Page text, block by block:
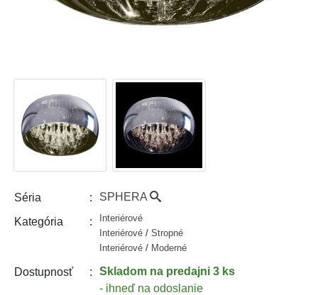
Séria SPHERA
Kategória
Interiérové
Interiérové / Stropné
Interiérové / Moderné
Dostupnosť Skladomna predajni 3 ks
- ihneď na odoslanie